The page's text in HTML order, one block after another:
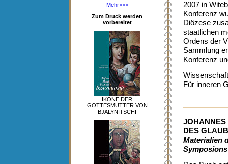
Mehr>>>
Zum Druck werden
vorbereitet
IKONE DER
GOTTESMUTTER VON
BJALYNITSCHI
2007 in
Konferenz
Diözese
staatlichen
Ordens der
Sammlung
Konferenz
Für inneren
JOHANNES
DES
Materialien
Symposions